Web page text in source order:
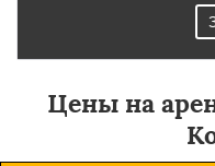
Цены на